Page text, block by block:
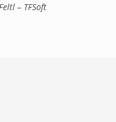
– TFSoft